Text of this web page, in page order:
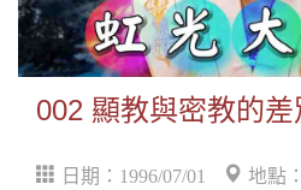
002 顯教與密教的差
日期：1996/07/01
地點